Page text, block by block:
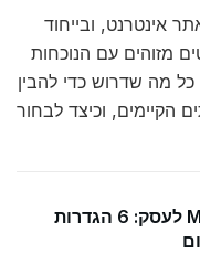
אינטרנט, ובייחוד
מזוהים עם הנוכחות
מה שדרוש כדי להבין
הקיימים, וכיצד לבחור
אבטחת Microsoft 365 לעסק: 6 הגדרות